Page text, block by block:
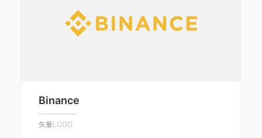
Binance
矢量LOGO